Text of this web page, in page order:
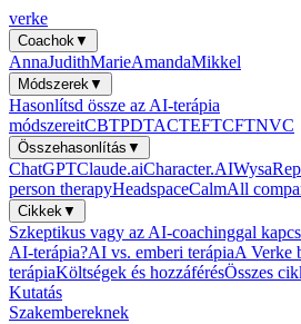
verke
Coachok▼
AnnaJudithMarieAmandaMikkel
Módszerek▼
Hasonlítsd össze az AI-terápia
módszereitCBTPDTACTEFTCFTNVC
Összehasonlítás ▼
ChatGPTClaude.aiCharacter.AIWysa
person therapyHeadspaceCalmAll
Cikkek▼
Szkeptikus vagy az AI-coachinggal
AI-terápia?AI vs. emberi terápiaA Verke
terápiaKöltségek és hozzáférésÖsszes
Kutatás
Szakembereknek